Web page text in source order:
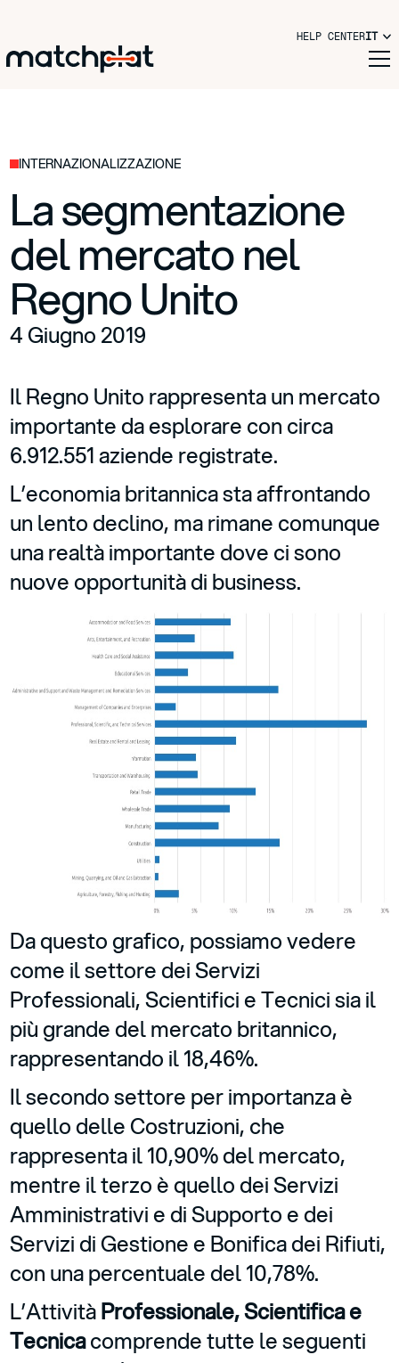
HELP CENTERIT
INTERNAZIONALIZZAZIONE
La segmentazione
del mercato nel
Regno Unito
4 Giugno 2019
Il Regno Unito rappresenta un mercato
importante da esplorare con circa
6.912.551 aziende registrate.
L’economia britannica sta affrontando
un lento declino, ma rimane comunque
una realtà importante dove ci sono
nuove opportunità di business.
Da questo grafico, possiamo vedere
come il settore dei Servizi
Professionali, Scientifici e Tecnici sia il
più grande del mercato britannico,
rappresentando il 18,46%.
Il secondo settore per importanza è
quello delle Costruzioni, che
rappresenta il 10,90% del mercato,
mentre il terzo è quello dei Servizi
Amministrativi e di Supporto e dei
Servizi di Gestione e Bonifica dei Rifiuti,
con una percentuale del 10,78%.
L’AttivitàProfessionale, Scientifica e
Tecnicacomprende tutte le seguenti